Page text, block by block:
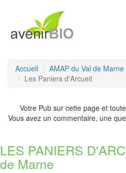
Accueil AMAP du Val de Marne
Les Paniers d'Arcueil
Votre Pub sur cette page et
Vous avez un commentaire, une
LES PANIERS
de Marne